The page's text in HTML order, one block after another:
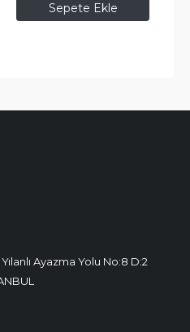
Sepete Ekle
Ayazma Yolu No:8 D:2